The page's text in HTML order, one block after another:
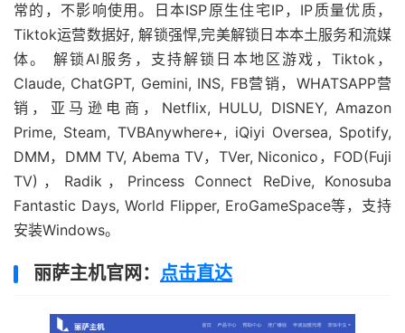
常的，不影响使用。日本ISP原生住宅IP，IP质量优质，
Tiktok运营数据好, 解锁强悍,完美解锁日本本土服务和流媒
体。 解锁AI服务，支持解锁日本地区游戏，Tiktok，
Claude, ChatGPT, Gemini, INS, FB营销，WHATSAPP营
销，亚马逊电商，Netflix, HULU, DISNEY, Amazon
Prime, Steam, TVBAnywhere+, iQiyi Oversea, Spotify,
DMM，DMM TV, Abema TV，TVer, Niconico，FOD(Fuji
TV)，Radik，Princess Connect ReDive, Konosuba
Fantastic Days, World Flipper, EroGameSpace等，支持
安装Windows。
丽萨主机官网： 点击直达